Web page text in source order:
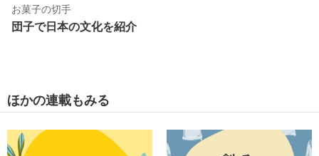
お菓子の切手
団子で日本の文化を紹介
ほかの連載もみる